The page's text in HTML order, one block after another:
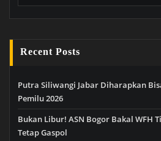
Recent Posts
Putra Siliwangi Jabar Diharapkan
Pemilu 2026
Bukan Libur! ASN Bogor Bakal WFH
Tetap Gaspol